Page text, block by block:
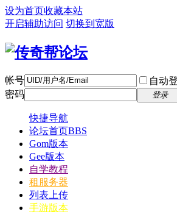
设为首页收藏本站
开启辅助访问 切换到宽版
帐号 自动
密码
登录
快捷导航
论坛首页BBS
Gom版本
Gee版本
自学教程
租服务器
列表上传
手游版本